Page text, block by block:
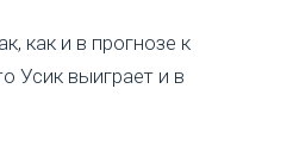
как и в прогнозе к
Усик выиграет и в